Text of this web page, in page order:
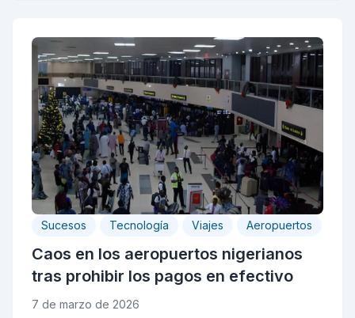
Sucesos Tecnología Viajes Aeropuertos
Caos en los aeropuertos nigerianos
tras prohibir los pagos en efectivo
7 de marzo de 2026